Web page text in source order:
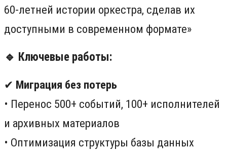
60-летней истории оркестра, сделав их
доступными в современном формате»
🔹 Ключевые работы:
✔ Миграция без потерь
• Перенос 500+ событий, 100+ исполнителей
и архивных материалов
• Оптимизация структуры базы данных